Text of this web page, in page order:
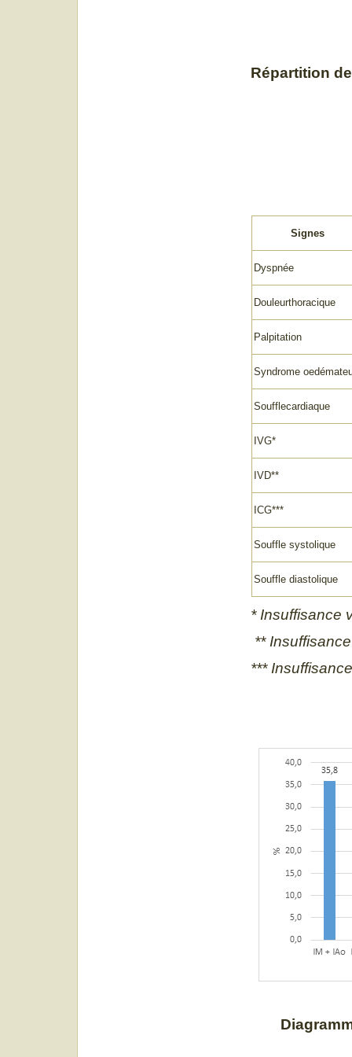
Répartition
Signes
Dyspnée
Douleurthoracique
Palpitation
Syndrome
Soufflecardiaque
IVG*
IVD**
ICG***
Souffle systolique
Souffle diastolique
* Insuffisance
**
***